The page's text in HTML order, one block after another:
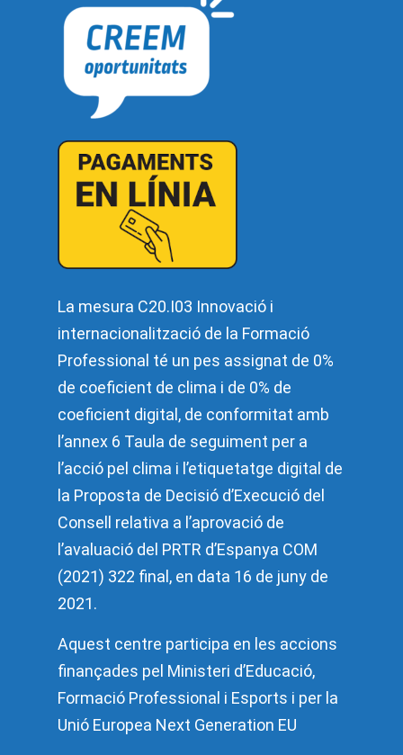
La mesura C20.I03 Innovació i
internacionalització de la Formació
Professional té un pes assignat de 0%
de coeficient de clima i de 0% de
coeficient digital, de conformitat amb
l’annex 6 Taula de seguiment per a
l’acció pel clima i l’etiquetatge digital de
la Proposta de Decisió d’Execució del
Consell relativa a l’aprovació de
l’avaluació del PRTR d’Espanya COM
(2021) 322 final, en data 16 de juny de
2021.
Aquest centre participa en les accions
finançades pel Ministeri d’Educació,
Formació Professional i Esports i per la
Unió Europea Next Generation EU